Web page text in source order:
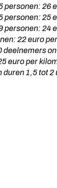
personen: 26
personen: 25
personen: 24
22 euro
deelnemers
euro per
1,5 tot 2